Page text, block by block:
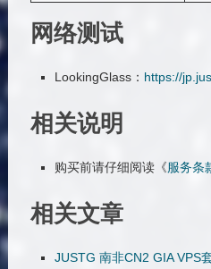
网络测试
LookingGlass： https://
相关说明
购买前请仔细阅读《服务条
相关文章
JUSTG 南非CN2 GIA VPS